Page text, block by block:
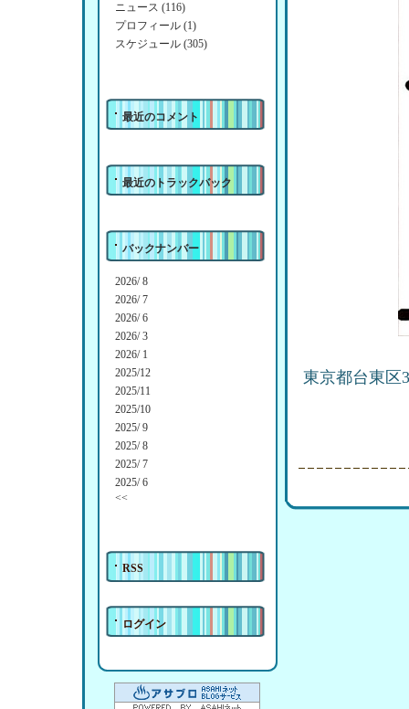
ニュース (116)
プロフィール (1)
スケジュール (305)
最近のコメント
最近のトラックバック
バックナンバー
2026/ 8
2026/ 7
2026/ 6
2026/ 3
2026/ 1
2025/12
2025/11
2025/10
2025/ 9
2025/ 8
2025/ 7
2025/ 6
<<
RSS
ログイン
東京都台東